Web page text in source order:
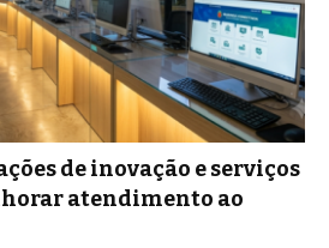
de inovação e serviços
atendimento ao